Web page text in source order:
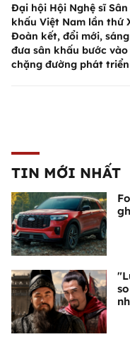
Đại hội Hội Nghệ sĩ Sân
khấu Việt Nam lần thứ
Đoàn kết, đổi mới,
đưa sân khấu bước vào
chặng đường phát
TIN MỚI NHẤT